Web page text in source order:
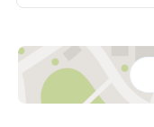
#luxury
do for rent #For
kok #rentcondo
rrent #Condo near
ent #BTS